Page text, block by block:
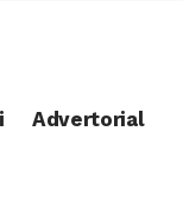
Advertorial